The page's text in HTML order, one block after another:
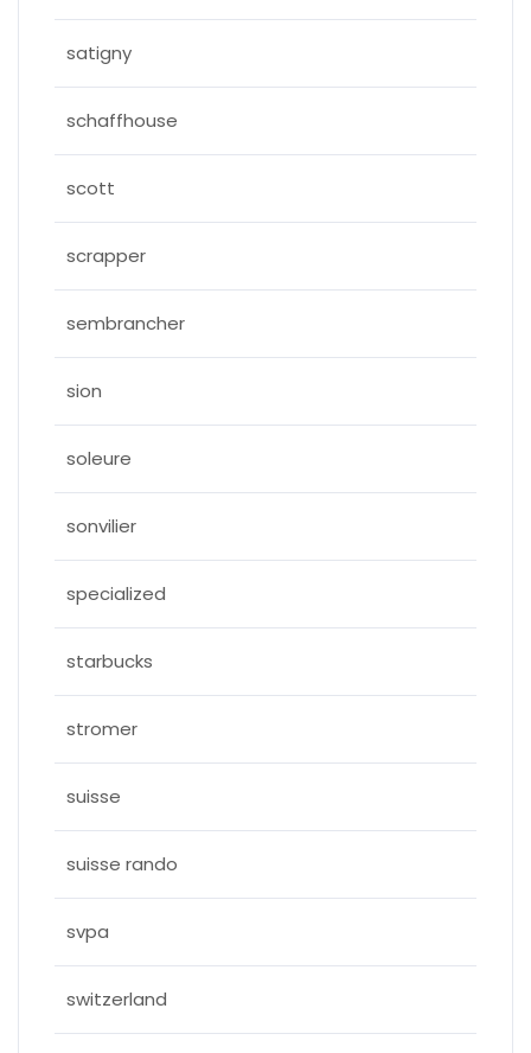
satigny
schaffhouse
scott
scrapper
sembrancher
sion
soleure
sonvilier
specialized
starbucks
stromer
suisse
suisse rando
svpa
switzerland